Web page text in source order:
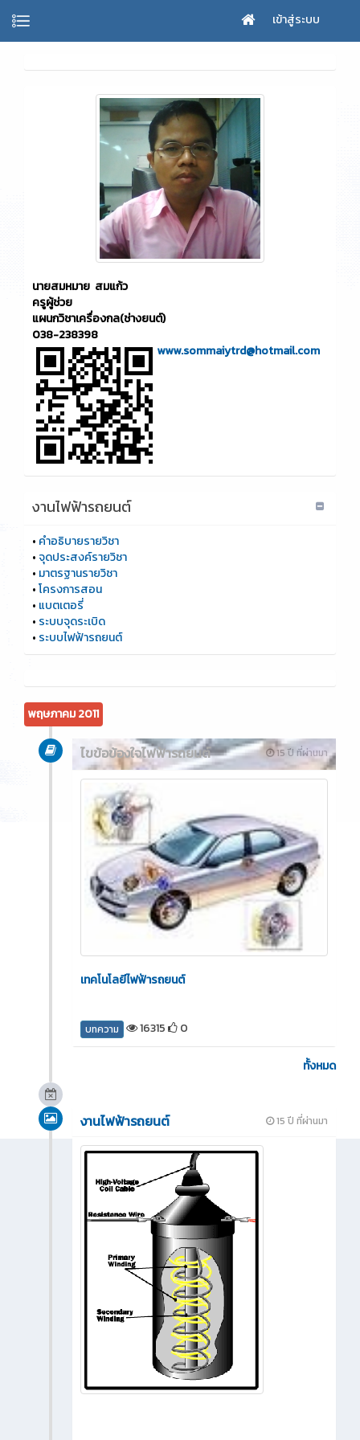
เข้าสู่ระบบ
นายสมหมาย สมแก้ว
ครูผู้ช่วย
แผนกวิชาเครื่องกล(ช่างยนต์)
038-238398
www.sommaiytrd@hotmail.com
งานไฟฟ้ารถยนต์
• คำอธิบายรายวิชา
•จุดประสงค์รายวิชา
• มาตรฐานรายวิชา
•โครงการสอน
• แบตเตอรี่
• ระบบจุดระเบิด
• ระบบไฟฟ้ารถยนต์
พฤษภาคม 2011
15 ปี ที่ผ่านมา
ไขข้อข้องใจไฟฟ้ารถยนต์
เทคโนโลยีไฟฟ้ารถยนต์
บทความ 16315 0
ทั้งหมด
15 ปี ที่ผ่านมา
งานไฟฟ้ารถยนต์